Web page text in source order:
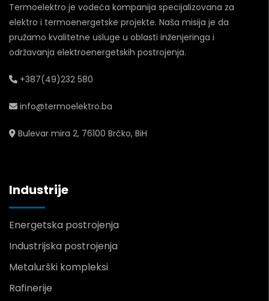
Termoelektro je vodeća kompanija specijalizovana za
elektro i termoenergetske projekte. Naša misija je da
pružamo kvalitetne usluge u oblasti inženjeringa i
održavanja elektroenergetskih postrojenja.
+387(49)232 580
info@termoelektro.ba
Bulevar mira 2, 76100 Brčko, BiH
Industrije
Energetska postrojenja
Industrijska postrojenja
Metalurški kompleksi
Rafinerije